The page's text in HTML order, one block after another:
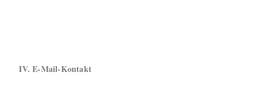
IV. E-Mail-Kontakt